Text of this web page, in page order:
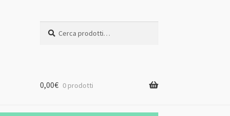
0,00€ 0 prodotti